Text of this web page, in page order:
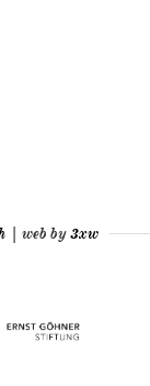
| web by3xw